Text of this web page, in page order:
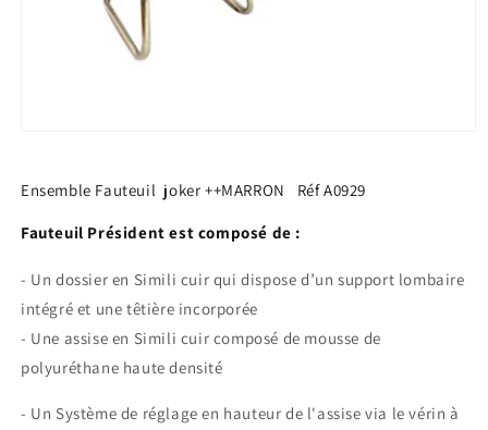
1
dans
fenêtre
Ensemble Fauteuil joker ++MARRON Réf A0929
Fauteuil Président est composé de :
- Un dossier en Simili cuir qui dispose d’un support lombaire
intégré et une têtière incorporée
- Une assise en Simili cuir composé de mousse de
polyuréthane haute densité
- Un Système de réglage en hauteur de l'assise via le vérin à